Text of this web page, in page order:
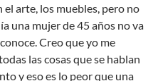
arte, los muebles, pero no
una mujer de 45 años no va
Creo que yo me
las cosas que se hablan
y eso es lo peor que una